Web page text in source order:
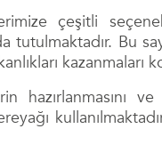
çeşitli
Bu
hazırlanmasını